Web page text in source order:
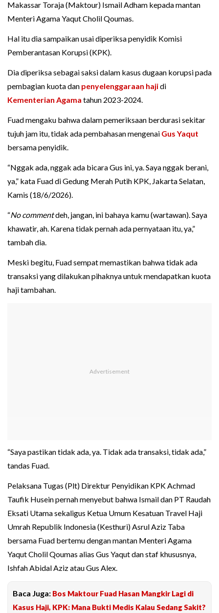
Makassar Toraja (Maktour) Ismail Adham kepada mantan
Menteri Agama Yaqut Cholil Qoumas.
Hal itu dia sampaikan usai diperiksa penyidik Komisi
Pemberantasan Korupsi (KPK).
Dia diperiksa sebagai saksi dalam kasus dugaan korupsi pada
pembagian kuota dan penyelenggaraan hajidi
Kementerian Agama tahun 2023-2024.
Fuad mengaku bahwa dalam pemeriksaan berdurasi sekitar
tujuh jam itu, tidak ada pembahasan mengenai Gus Yaqut
bersama penyidik.
“Nggak ada, nggak ada bicara Gus ini, ya. Saya nggak berani,
ya,” kata Fuad di Gedung Merah Putih KPK, Jakarta Selatan,
Kamis (18/6/2026).
“No commentdeh, jangan, ini bahaya kamu (wartawan). Saya
khawatir, ah. Karena tidak pernah ada pernyataan itu, ya,”
tambah dia.
Meski begitu, Fuad sempat memastikan bahwa tidak ada
transaksi yang dilakukan pihaknya untuk mendapatkan kuota
haji tambahan.
“Saya pastikan tidak ada, ya. Tidak ada transaksi, tidak ada,”
tandas Fuad.
Pelaksana Tugas (Plt) Direktur Penyidikan KPK Achmad
Taufik Husein pernah menyebut bahwa Ismail dan PT Raudah
Eksati Utama sekaligus Ketua Umum Kesatuan Travel Haji
Umrah Republik Indonesia (Kesthuri) Asrul Aziz Taba
bersama Fuad bertemu dengan mantan Menteri Agama
Yaqut Cholil Qoumas alias Gus Yaqut dan staf khususnya,
Ishfah Abidal Aziz atau Gus Alex.
Baca Juga: Bos Maktour Fuad Hasan Mangkir Lagi di
Kasus Haji, KPK: Mana Bukti Medis Kalau Sedang Sakit?